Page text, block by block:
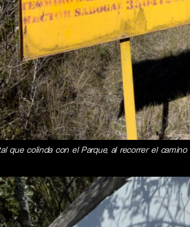
que colinda con el Parque, al recorrer el